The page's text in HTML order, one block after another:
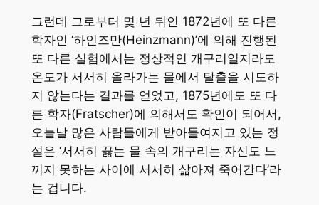
그런데 그로부터 몇 년 뒤인 1872년에 또 다른
학자인 ‘하인즈만(Heinzmann)’에 의해 진행된
또 다른 실험에서는 정상적인 개구리일지라도
온도가 서서히 올라가는 물에서 탈출을 시도하
지 않는다는 결과를 얻었고, 1875년에도 또 다
른 학자(Fratscher)에 의해서도 확인이 되어서,
오늘날 많은 사람들에게 받아들여지고 있는 정
설은 ‘서서히 끓는 물 속의 개구리는 자신도 느
끼지 못하는 사이에 서서히 삶아져 죽어간다’라
는 겁니다.